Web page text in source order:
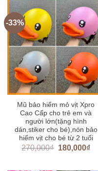
-33%
Mũ bảo hiểm mỏ vịt Xpro
Cao Cấp cho trẻ em và
người lớn(tặng hình
dán,stiker cho bé),nón bảo
hiểm vịt cho bé từ 2 tuổi
270,000₫ 180,000₫